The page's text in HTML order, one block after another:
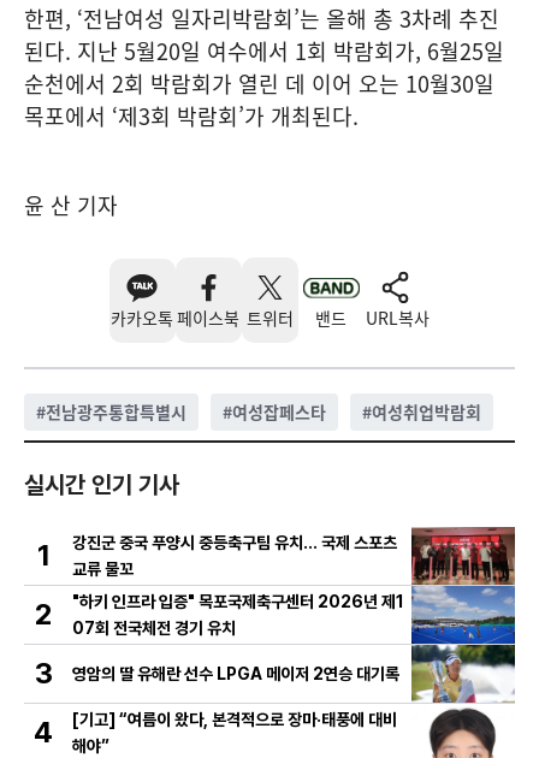
한편, ‘전남여성 일자리박람회’는 올해 총 3차례 추진
된다. 지난 5월20일 여수에서 1회 박람회가, 6월25일
순천에서 2회 박람회가 열린 데 이어 오는 10월30일
목포에서 ‘제3회 박람회’가 개최된다.
윤 산 기자
카카오톡 페이스북 트위터 밴드 URL복사
#전남광주통합특별시 #여성잡페스타 #여성취업박람회
실시간 인기 기사
1
강진군 중국 푸양시 중등축구팀 유치… 국제 스포츠
교류 물꼬
2
"하키 인프라 입증" 목포국제축구센터 2026년 제1
07회 전국체전 경기 유치
3 영암의 딸 유해란 선수 LPGA 메이저 2연승 대기록
4
[기고] “여름이 왔다, 본격적으로 장마·태풍에 대비
해야”